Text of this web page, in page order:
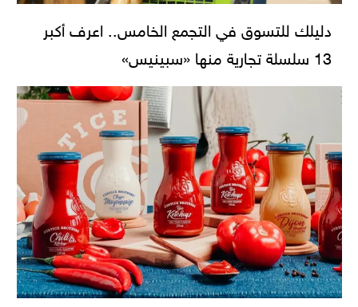
دليلك للتسوق في التجمع الخامس.. اعرف أكبر
13 سلسلة تجارية منها «سبينيس»